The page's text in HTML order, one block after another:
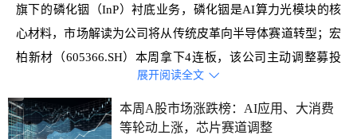
旗下的‌磷化铟（InP）衬底业务‌，磷化铟是AI算力光模块的核
心材料，市场解读为公司将从传统皮革向半导体赛道转型；宏
柏新材（605366.SH）本周拿下4连板，该公司主动调整募投
方向，布局半导体、新能源领域高端硅基材料，贴合行业升级
方向，获得资金青睐；此外，超声电子（000823.SZ）、返利
科技（600228.SH）本周同样表现不俗，双双实现3连板。
展开阅读全文 
本周A股市场涨跌榜：AI应用、大消费
等轮动上涨，芯片赛道调整